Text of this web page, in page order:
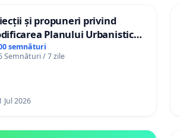
și propuneri privind
Planului Urbanistic
al orașului Ialoveni
semnături
Semnături / 7 zile
Jul 2026